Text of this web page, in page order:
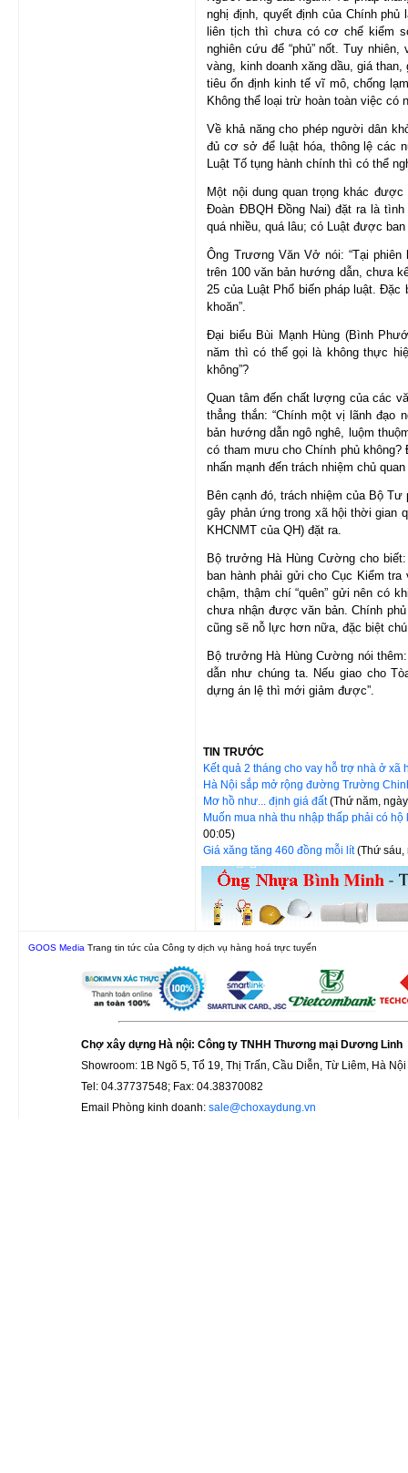
nghị định, quyết định của Chính
liên tịch thì chưa có cơ chế kiểm
nghiên cứu để “phủ” nốt. Tuy
vàng, kinh doanh xăng dầu, giá
tiêu ổn định kinh tế vĩ mô, chống
Không thể loại trừ hoàn toàn việc
Về khả năng cho phép người dân
đủ cơ sở để luật hóa, thông lệ các
Luật Tố tụng hành chính thì có thể
Một nội dung quan trọng khác
Đoàn ĐBQH Đồng Nai) đặt ra là
quá nhiều, quá lâu; có Luật được
Ông Trương Văn Vở nói: “Tại
trên 100 văn bản hướng dẫn, chưa
25 của Luật Phổ biến pháp luật. Đặc
khoăn”.
Đại biểu Bùi Mạnh Hùng (Bình
năm thì có thể gọi là không thực
không”?
Quan tâm đến chất lượng của các
thẳng thắn: “Chính một vị lãnh đạo
bản hướng dẫn ngô nghê, luộm
có tham mưu cho Chính phủ
nhấn mạnh đến trách nhiệm chủ
Bên cạnh đó, trách nhiệm của Bộ
gây phản ứng trong xã hội thời gian
KHCNMT của QH) đặt ra.
Bộ trưởng Hà Hùng Cường cho
ban hành phải gửi cho Cục Kiểm
chậm, thậm chí “quên” gửi nên có
chưa nhận được văn bản. Chính
cũng sẽ nỗ lực hơn nữa, đặc biệt
Bộ trưởng Hà Hùng Cường nói
dẫn như chúng ta. Nếu giao cho
dựng án lệ thì mới giảm được”.
TIN TRƯỚC
Kết quả 2 tháng cho vay hỗ trợ nhà ở xã
Hà Nội sắp mở rộng đường Trường
Mơ hồ như... định giá đất(Thứ năm,
Muốn mua nhà thu nhập thấp phải có
00:05)
Giá xăng tăng 460 đồng mỗi lít(Thứ sáu,
GOOS Media Trang tin tức của Công ty dịch vụ hàng hoá trực tuyến
Chợ xây dựng Hà nội: Công ty TNHH Thương mại Dương Linh
Showroom: 1B Ngõ 5, Tổ 19, Thị Trấn, Cầu Diễn, Từ Liêm, Hà Nội
Tel: 04.37737548; Fax: 04.38370082
Email Phòng kinh doanh: sale@choxaydung.vn